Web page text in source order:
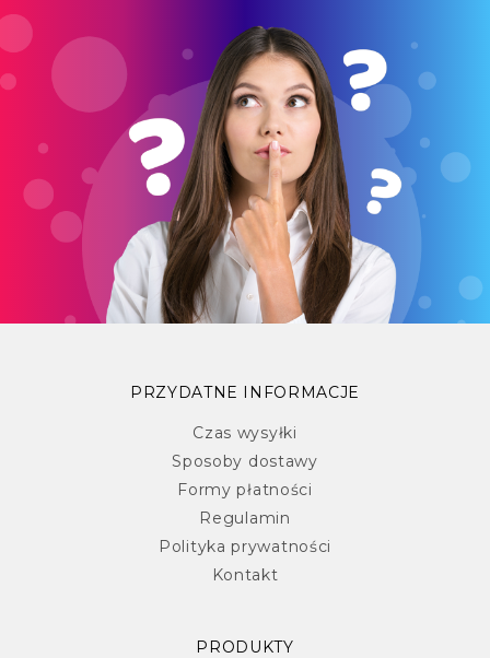
PRZYDATNE INFORMACJE
Czas wysyłki
Sposoby dostawy
Formy płatności
Regulamin
Polityka prywatności
Kontakt
PRODUKTY